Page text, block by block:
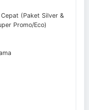
(Paket Silver &
Promo/Eco)